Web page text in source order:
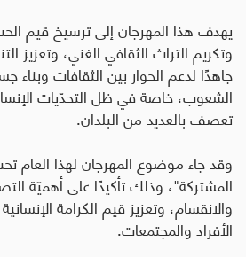
يهدف هذا المهرجان إلى ترسيخ قيم
وتكريم التراث الثقافي الغني، وتعزيز
جاهدًا لدعم الحوار بين الثقافات وبناء
الشعوب، خاصة في ظل التحدّيات
تعصف بالعديد من البلدان.
وقد جاء موضوع المهرجان لهذا العام
المشتركة"، وذلك تأكيدًا على أهميّة
والانقسام، وتعزيز قيم الكرامة
الأفراد والمجتمعات.